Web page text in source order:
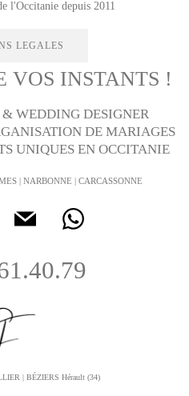
l'Occitanie depuis 2011
LEGALES
VOS INSTANTS !
& WEDDING DESIGNER
DE MARIAGES
UNIQUES EN OCCITANIE
| NARBONNE | CARCASSONNE
| BÉZIERS Hérault (34)